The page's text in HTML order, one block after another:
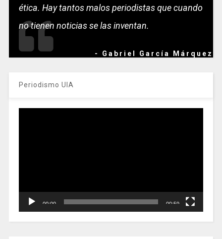
ética. Hay tantos malos periodistas que cuando
no tienen noticias se las inventan.
- Gabriel García Márquez
Periodismo UIA
00:00 00:59